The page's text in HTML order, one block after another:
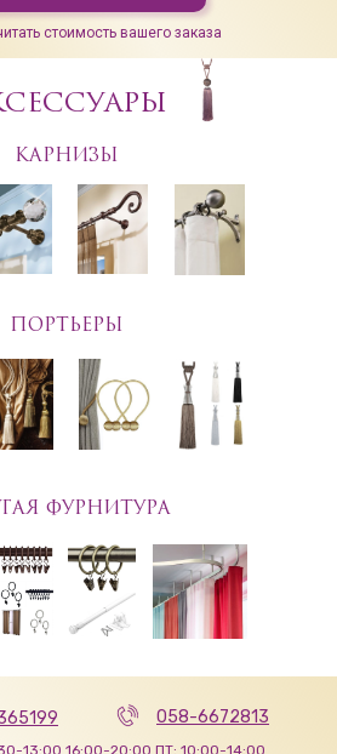
стоимость вашего заказа
КАРНИЗЫ
ПОРТЬЕРЫ
ФУРНИТУРА
13:00 16:00-20:00 ПТ: 10:00-14:00
058-6672813